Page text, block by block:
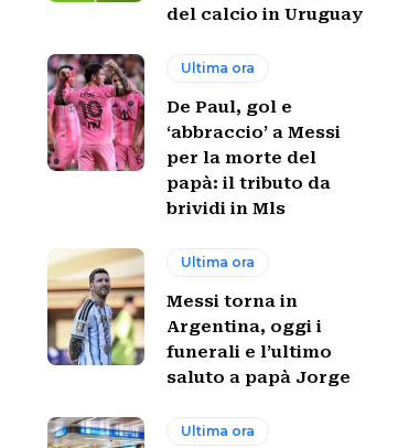
del calcio in Uruguay
Ultima ora
De Paul, gol e
‘abbraccio’ a Messi
per la morte del
papà: il tributo da
brividi in Mls
Ultima ora
Messi torna in
Argentina, oggi i
funerali e l’ultimo
saluto a papà Jorge
Ultima ora